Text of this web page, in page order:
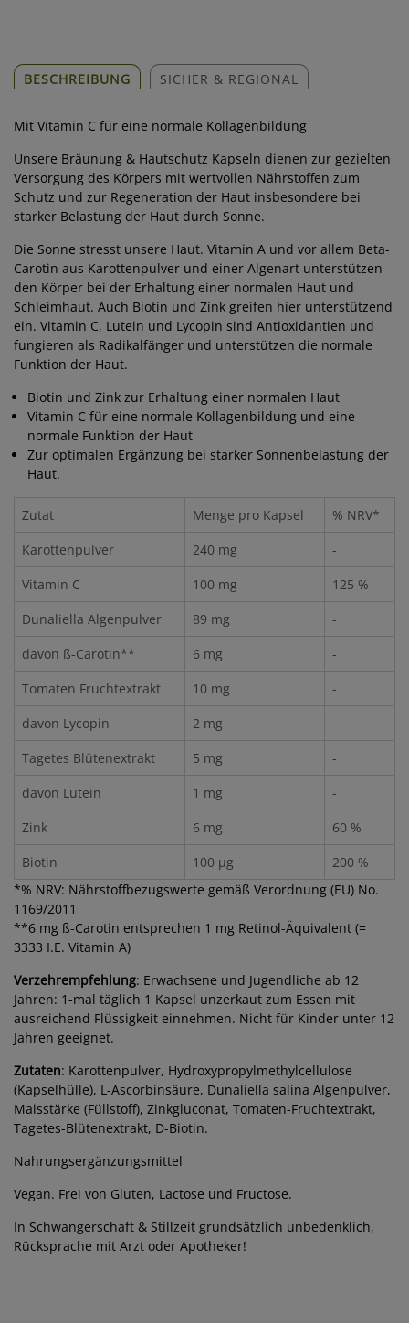
BESCHREIBUNG SICHER & REGIONAL
Mit Vitamin C für eine normale Kollagenbildung
Unsere Bräunung & Hautschutz Kapseln dienen zur gezielten
Versorgung des Körpers mit wertvollen Nährstoffen zum
Schutz und zur Regeneration der Haut insbesondere bei
starker Belastung der Haut durch Sonne.
Die Sonne stresst unsere Haut. Vitamin A und vor allem Beta-
Carotin aus Karottenpulver und einer Algenart unterstützen
den Körper bei der Erhaltung einer normalen Haut und
Schleimhaut. Auch Biotin und Zink greifen hier unterstützend
ein. Vitamin C, Lutein und Lycopin sind Antioxidantien und
fungieren als Radikalfänger und unterstützen die normale
Funktion der Haut.
Biotin und Zink zur Erhaltung einer normalen Haut
Vitamin C für eine normale Kollagenbildung und eine
normale Funktion der Haut
Zur optimalen Ergänzung bei starker Sonnenbelastung der
Haut.
Zutat Menge pro Kapsel
% NRV*
Karottenpulver
240 mg
-
Vitamin C
100 mg
125 %
Dunaliella Algenpulver
89 mg
-
davon ß-Carotin**
6 mg
-
Tomaten Fruchtextrakt
10 mg
-
davon Lycopin
2 mg
-
Tagetes Blütenextrakt
5 mg
-
davon Lutein
1 mg
-
Zink
6 mg
60 %
Biotin
100 µg
200 %
*% NRV: Nährstoffbezugswerte gemäß Verordnung (EU) No.
1169/2011
**6 mg ß-Carotin entsprechen 1 mg Retinol-Äquivalent (=
3333 I.E. Vitamin A)
Verzehrempfehlung: Erwachsene und Jugendliche ab 12
Jahren: 1-mal täglich 1 Kapsel unzerkaut zum Essen mit
ausreichend Flüssigkeit einnehmen. Nicht für Kinder unter 12
Jahren geeignet.
Zutaten: Karottenpulver, Hydroxypropylmethylcellulose
(Kapselhülle), L-Ascorbinsäure, Dunaliella salina Algenpulver,
Maisstärke (Füllstoff), Zinkgluconat, Tomaten-Fruchtextrakt,
Tagetes-Blütenextrakt, D-Biotin.
Nahrungsergänzungsmittel
Vegan. Frei von Gluten, Lactose und Fructose.
In Schwangerschaft & Stillzeit grundsätzlich unbedenklich,
Rücksprache mit Arzt oder Apotheker!